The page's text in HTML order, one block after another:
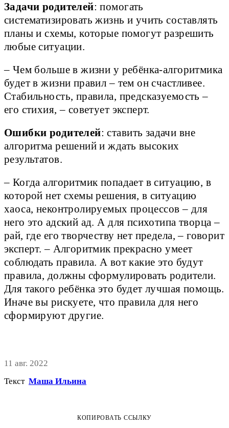
Задачи родителей: помогать
систематизировать жизнь и учить составлять
планы и схемы, которые помогут разрешить
любые ситуации.
– Чем больше в жизни у ребёнка-алгоритмика
будет в жизни правил – тем он счастливее.
Стабильность, правила, предсказуемость –
его стихия, – советует эксперт.
Ошибки родителей: ставить задачи вне
алгоритма решений и ждать высоких
результатов.
– Когда алгоритмик попадает в ситуацию, в
которой нет схемы решения, в ситуацию
хаоса, неконтролируемых процессов – для
него это адский ад. А для психотипа творца –
рай, где его творчеству нет предела, – говорит
эксперт. – Алгоритмик прекрасно умеет
соблюдать правила. А вот какие это будут
правила, должны сформулировать родители.
Для такого ребёнка это будет лучшая помощь.
Иначе вы рискуете, что правила для него
сформируют другие.
11 авг. 2022
Текст Маша Ильина
КОПИРОВАТЬ ССЫЛКУ